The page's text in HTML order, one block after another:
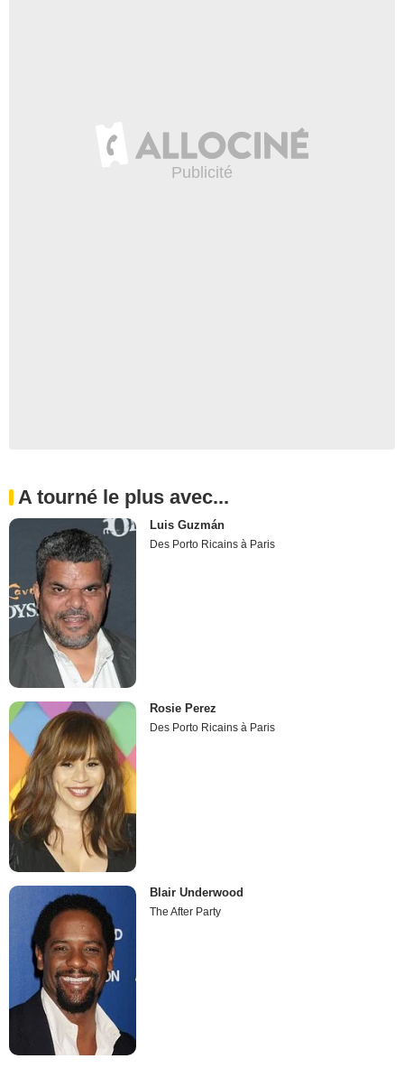
A tourné le plus avec...
Luis Guzmán
Des Porto Ricains à Paris
Rosie Perez
Des Porto Ricains à Paris
Blair Underwood
The After Party